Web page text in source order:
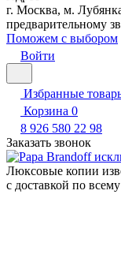
г. Москва, м.
предварительному
Поможем с выбором
Войти
Избранные
Корзина 0
8 926 580 22 98
Заказать звонок
Люксовые копии
с доставкой по